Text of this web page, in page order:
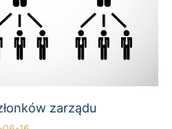
zarządu